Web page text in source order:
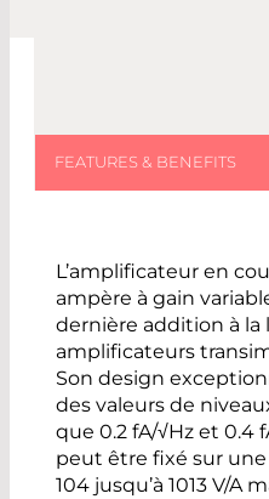
L’amplificateur en
ampère à gain
dernière addition à la
amplificateurs
Son design
des valeurs de
que 0.2 fA/√Hz et 0.4
peut être fixé sur
104 jusqu’à 1013 V/A